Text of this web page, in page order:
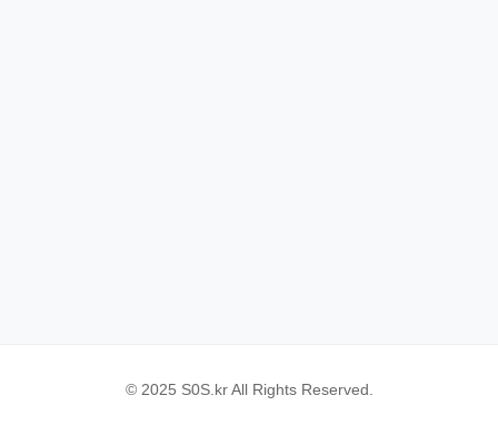
© 2025 S0S.kr All Rights Reserved.